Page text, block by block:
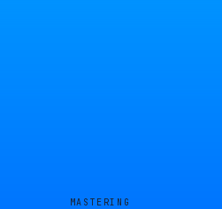
MASTERING